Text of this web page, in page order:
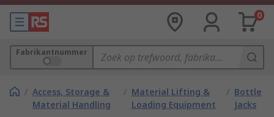
0
Fabrikantnummer
/ Access, Storage &
Material Handling
/ Material Lifting &
Loading Equipment
/ Bottle
Jacks